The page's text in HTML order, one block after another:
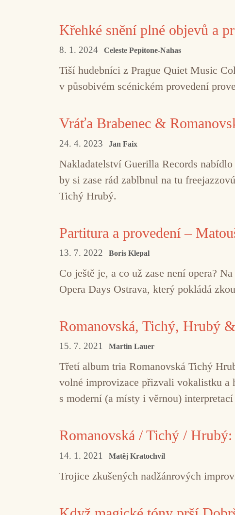
Křehké snění plné objevů a
8. 1. 2024 Celeste Pepitone-Nahas
Tiší hudebníci z Prague Quiet Music
v působivém scénickém provedení
Vráťa Brabenec &
24. 4. 2023 Jan Faix
Nakladatelství Guerilla Records
by si zase rád zablbnul na tu
Tichý Hrubý.
Partitura a provedení –
13. 7. 2022 Boris Klepal
Co ještě je, a co už zase není opera?
Opera Days Ostrava, který pokládá
Romanovská, Tichý, Hrubý
15. 7. 2021 Martin Lauer
Třetí album tria Romanovská Tichý
volné improvizace přizvali vokalistku
s moderní (a místy i věrnou)
Romanovská / Tichý /
14. 1. 2021 Matěj Kratochvíl
Trojice zkušených nadžánrových